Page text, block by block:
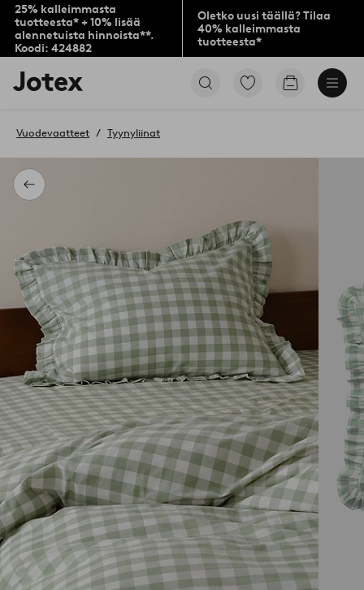
25% kalleimmasta
tuotteesta* + 10% lisää
alennetuista hinnoista**.
Koodi: 424882
Oletko uusi täällä? Tilaa
40% kalleimmasta
tuotteesta*
Jotex-
logo
aloitussivulle
Siirry
Siirry
Takaisin
Vuodevaatteet Tyynyliinat